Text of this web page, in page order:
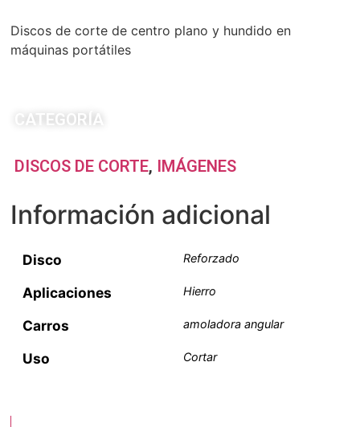
Discos de corte de centro plano y hundido en
máquinas portátiles
CATEGORÍA
DISCOS DE CORTE, IMÁGENES
Información adicional
Disco Reforzado
Aplicaciones Hierro
Carros amoladora angular
Uso Cortar